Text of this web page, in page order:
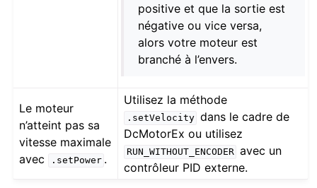
positive et que la sortie est
négative ou vice versa,
alors votre moteur est
branché à l’envers.
Le moteur
n’atteint pas sa
vitesse maximale
avec
.setPower .
Utilisez la méthode
.setVelocity dans le cadre de
DcMotorEx ou utilisez
RUN_WITHOUT_ENCODER avec un
contrôleur PID externe.